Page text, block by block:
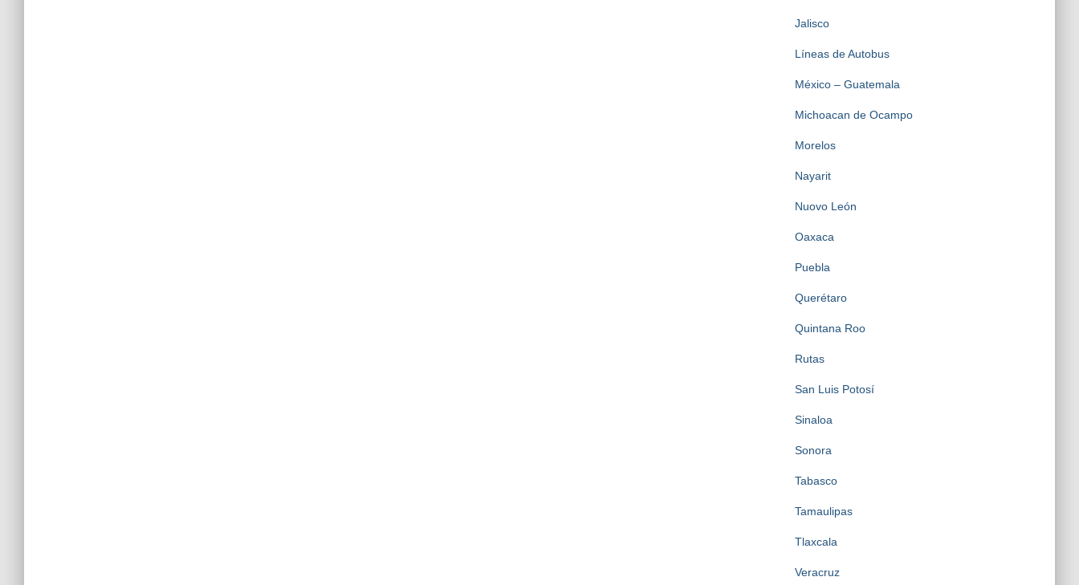
Jalisco
Líneas de Autobus
México – Guatemala
Michoacan de Ocampo
Morelos
Nayarit
Nuovo León
Oaxaca
Puebla
Querétaro
Quintana Roo
Rutas
San Luis Potosí
Sinaloa
Sonora
Tabasco
Tamaulipas
Tlaxcala
Veracruz